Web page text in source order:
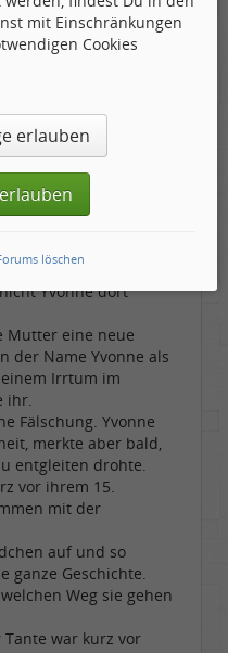
war.
lernte sehr
keine
von den
wieder ein und
hätten,
als der Name
Yvonne dort
Mutter eine neue
der Name Yvonne als
Irrtum im
ihr.
Fälschung. Yvonne
merkte aber bald,
entgleiten drohte.
vor ihrem 15.
mit der
auf und so
ganze Geschichte.
Weg sie gehen
war kurz vor
mit Einschränkungen
Cookies
erlauben
löschen